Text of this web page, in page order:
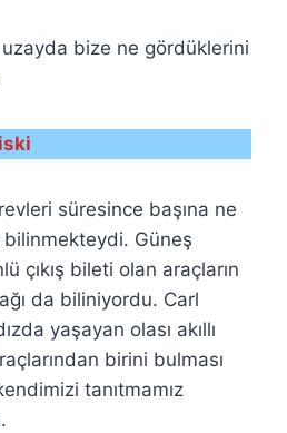
uzayda bize ne gördüklerini
süresince başına ne
bilinmekteydi. Güneş
çıkış bileti olan araçların
da biliniyordu. Carl
yaşayan olası akıllı
birini bulması
tanıtmamız